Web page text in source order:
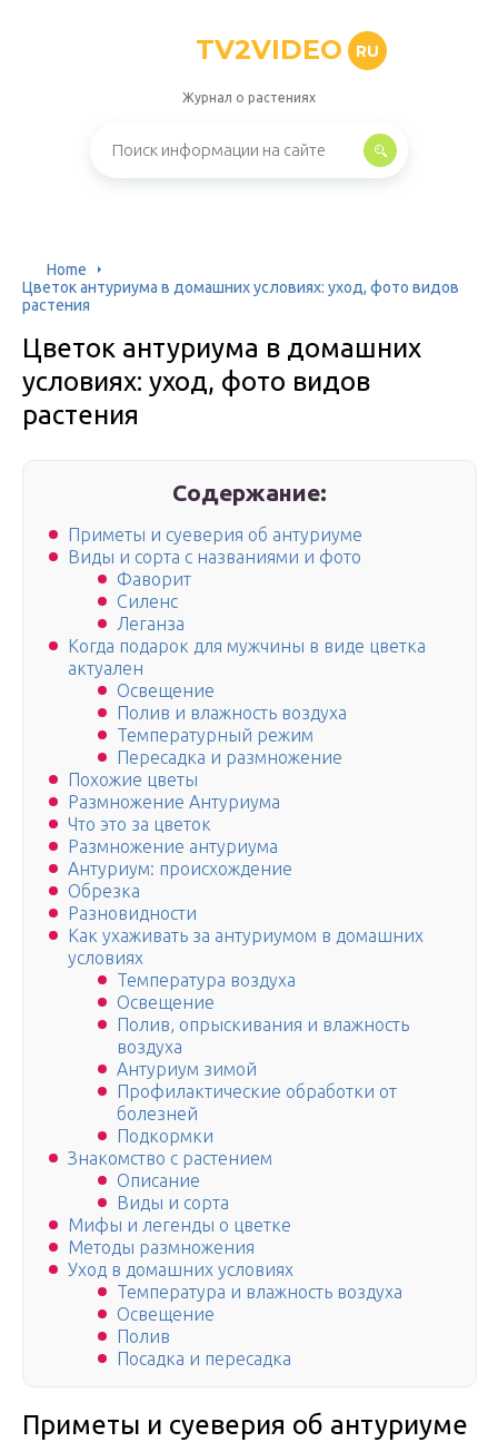
TV2VIDEO RU
Журнал о растениях
Home
Цветок антуриума в домашних условиях: уход, фото видов
растения
Цветок антуриума в домашних
условиях: уход, фото видов
растения
Содержание:
Приметы и суеверия об антуриуме
Виды и сорта с названиями и фото
Фаворит
Силенс
Леганза
Когда подарок для мужчины в виде цветка
актуален
Освещение
Полив и влажность воздуха
Температурный режим
Пересадка и размножение
Похожие цветы
Размножение Антуриума
Что это за цветок
Размножение антуриума
Антуриум: происхождение
Обрезка
Разновидности
Как ухаживать за антуриумом в домашних
условиях
Температура воздуха
Освещение
Полив, опрыскивания и влажность
воздуха
Антуриум зимой
Профилактические обработки от
болезней
Подкормки
Знакомство с растением
Описание
Виды и сорта
Мифы и легенды о цветке
Методы размножения
Уход в домашних условиях
Температура и влажность воздуха
Освещение
Полив
Посадка и пересадка
Приметы и суеверия об антуриуме